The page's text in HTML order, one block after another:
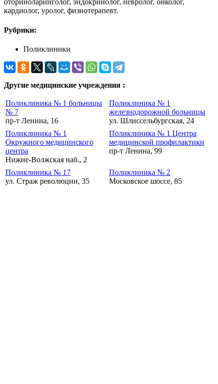
оториноларинголог, эндокринолог, невролог, онколог,
кардиолог, уролог, физиотерапевт.
Рубрики:
Поликлиники
Другие медицинские учреждения :
Поликлиника № 1 больницы
№ 7
пр-т Ленина, 16
Поликлиника № 1
железнодорожной больницы
ул. Шлиссельбургская, 24
Поликлиника № 1
Окружного медицинского
центра
Нижне-Волжская наб., 2
Поликлиника № 1 Центра
медицинской профилактики
пр-т Ленина, 99
Поликлиника № 17
ул. Страж революции, 35
Поликлиника № 2
Московское шоссе, 85